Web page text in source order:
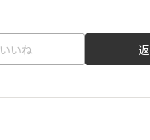
いいね